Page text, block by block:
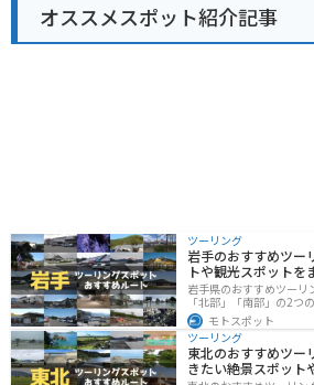
オススメスポット紹介記事
ツーリング
岩手のおすすめツー
トや観光スポットを
岩手県のおすすめツーリ
「北部」「南部」の2つ
や歴史的な観光スポット
す。バイクで岩手県にツ
ください。
モトスポット
ツーリング
東北のおすすめツー
きたい絶景スポット